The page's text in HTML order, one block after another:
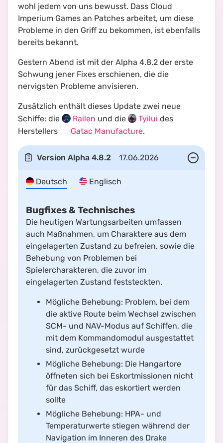
wohl jedem von uns bewusst. Dass Cloud
Imperium Games an Patches arbeitet, um diese
Probleme in den Griff zu bekommen, ist ebenfalls
bereits bekannt.
Gestern Abend ist mit der Alpha 4.8.2 der erste
Schwung jener Fixes erschienen, die die
nervigsten Probleme anvisieren.
Zusätzlich enthält dieses Update zwei neue
Schiffe: die
Railen und die Tyilui des
Herstellers
Gatac Manufacture.
Version Alpha 4.8.2 17.06.2026
Deutsch Englisch
Bugfixes & Technisches
Die heutigen Wartungsarbeiten umfassen
auch Maßnahmen, um Charaktere aus dem
eingelagerten Zustand zu befreien, sowie die
Behebung von Problemen bei
Spielercharakteren, die zuvor im
eingelagerten Zustand feststeckten.
Mögliche Behebung: Problem, bei dem
die aktive Route beim Wechsel zwischen
SCM- und NAV-Modus auf Schiffen, die
mit dem Kommandomodul ausgestattet
sind, zurückgesetzt wurde
Mögliche Behebung: Die Hangartore
öffneten sich bei Eskortmissionen nicht
für das Schiff, das eskortiert werden
sollte
Mögliche Behebung: HPA- und
Temperaturwerte stiegen während der
Navigation im Inneren des Drake